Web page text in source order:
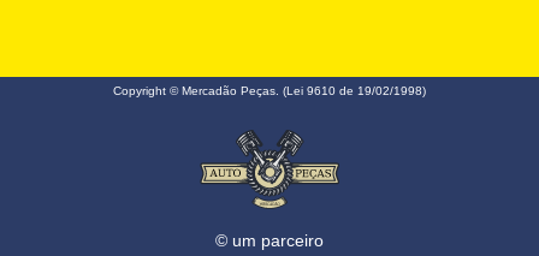
Copyright © Mercadão Peças. (Lei 9610 de 19/02/1998)
© um parceiro